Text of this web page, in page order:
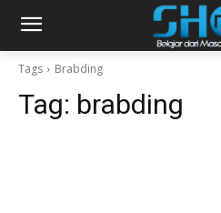
Tags Brabding
Tag: brabding